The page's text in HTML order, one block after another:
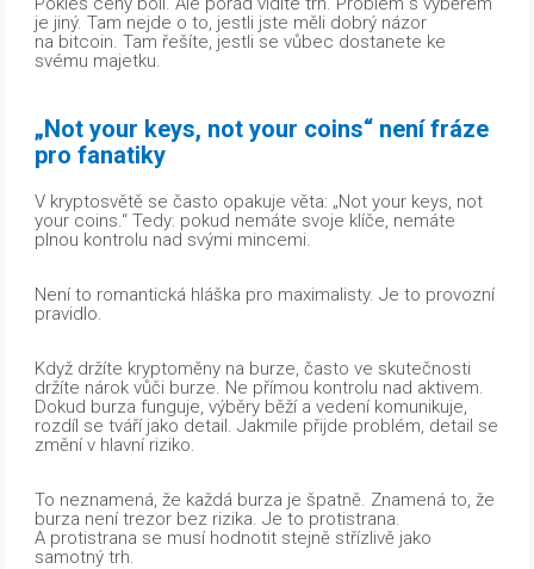
je jiný. Tam nejde o to, jestli jste měli dobrý názor
na bitcoin. Tam řešíte, jestli se vůbec dostanete ke
svému majetku.
„Not your keys, not your coins“ není fráze
pro fanatiky
V kryptosvětě se často opakuje věta: „Not your keys, not
your coins.“ Tedy: pokud nemáte svoje klíče, nemáte
plnou kontrolu nad svými mincemi.
Není to romantická hláška pro maximalisty. Je to provozní
pravidlo.
Když držíte kryptoměny na burze, často ve skutečnosti
držíte nárok vůči burze. Ne přímou kontrolu nad aktivem.
Dokud burza funguje, výběry běží a vedení komunikuje,
rozdíl se tváří jako detail. Jakmile přijde problém, detail se
změní v hlavní riziko.
To neznamená, že každá burza je špatně. Znamená to, že
burza není trezor bez rizika. Je to protistrana.
A protistrana se musí hodnotit stejně střízlivě jako
samotný trh.